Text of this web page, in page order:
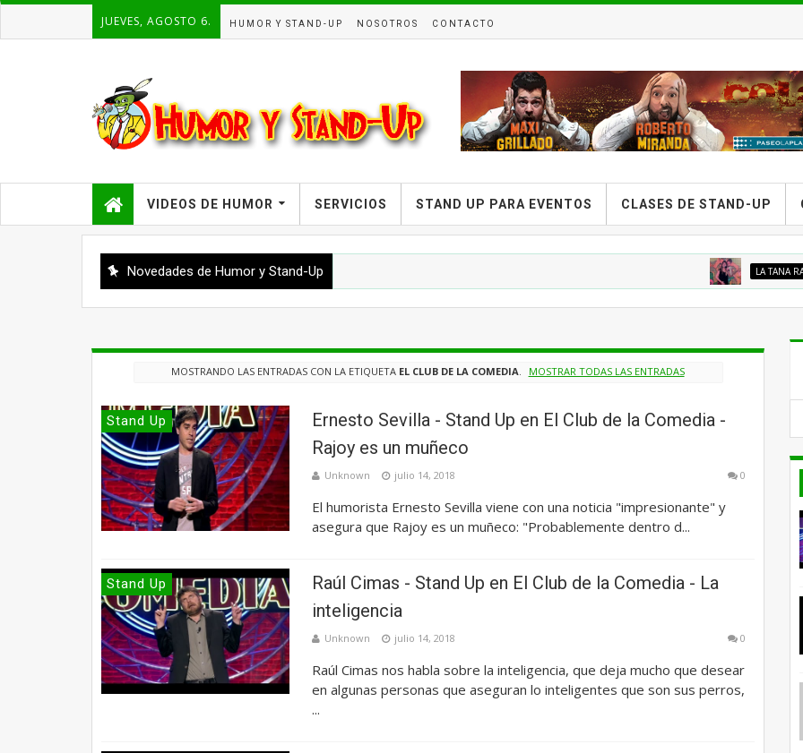
JUEVES, AGOSTO 6. HUMOR Y STAND-UP NOSOTROS CONTACTO
VIDEOS DE HUMOR SERVICIOS STAND UP PARA EVENTOS CLASES DE STAND-UP
Novedades de Humor y Stand-Up LA TANA RACCIATTI
MOSTRANDO LAS ENTRADAS CON LA ETIQUETA EL CLUB DE LA COMEDIA. MOSTRAR TODAS LAS ENTRADAS
Stand Up
Ernesto Sevilla - Stand Up en El Club de la Comedia -
Rajoy es un muñeco
Unknown julio 14, 2018 0
El humorista Ernesto Sevilla viene con una noticia "impresionante" y
asegura que Rajoy es un muñeco: "Probablemente dentro d...
Stand Up
Raúl Cimas - Stand Up en El Club de la Comedia - La
inteligencia
Unknown julio 14, 2018 0
Raúl Cimas nos habla sobre la inteligencia, que deja mucho que desear
en algunas personas que aseguran lo inteligentes que son sus perros,
...